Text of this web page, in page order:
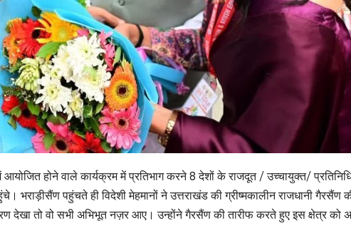
होने वाले कार्यक्रम में प्रतिभाग करने 8 देशों के राजदूत / उच्चायुक्त/
भराड़ीसैंण पहुंचते ही विदेशी मेहमानों ने उत्तराखंड की ग्रीष्मकालीन राजधानी गैरसैंण
देखा तो वो सभी अभिभूत नज़र आए। उन्होंने गैरसैंण की तारीफ करते हुए इस क्षेत्र को